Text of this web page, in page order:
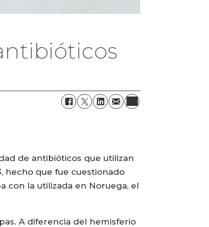
de antibióticos que utilizan
hecho que fue cuestionado
con la utilizada en Noruega, el
A diferencia del hemisferio